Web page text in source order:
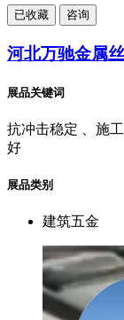
已收藏 咨询
河北万驰金属
展品关键词
抗冲击稳定 、施
好
展品类别
建筑五金